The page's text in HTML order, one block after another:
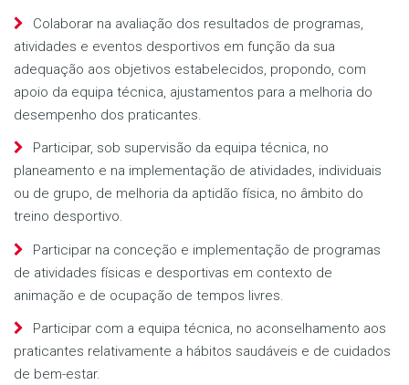
Colaborar na avaliação dos resultados de programas,
atividades e eventos desportivos em função da sua
adequação aos objetivos estabelecidos, propondo, com
apoio da equipa técnica, ajustamentos para a melhoria do
desempenho dos praticantes.
Participar, sob supervisão da equipa técnica, no
planeamento e na implementação de atividades, individuais
ou de grupo, de melhoria da aptidão física, no âmbito do
treino desportivo.
Participar na conceção e implementação de programas
de atividades físicas e desportivas em contexto de
animação e de ocupação de tempos livres.
Participar com a equipa técnica, no aconselhamento aos
praticantes relativamente a hábitos saudáveis e de cuidados
de bem-estar.